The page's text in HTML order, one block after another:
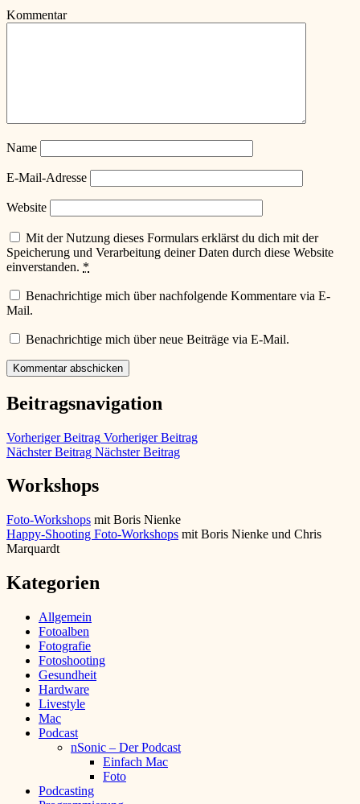
Kommentar
Name
E-Mail-Adresse
Website
Mit der Nutzung dieses Formulars erklärst du dich mit der
Speicherung und Verarbeitung deiner Daten durch diese Website
einverstanden. *
Benachrichtige mich über nachfolgende Kommentare via E-
Mail.
Benachrichtige mich über neue Beiträge via E-Mail.
Beitragsnavigation
Vorheriger Beitrag Vorheriger Beitrag
Nächster Beitrag Nächster Beitrag
Workshops
Foto-Workshops mit Boris Nienke
Happy-Shooting Foto-Workshops mit Boris Nienke und Chris
Marquardt
Kategorien
Allgemein
Fotoalben
Fotografie
Fotoshooting
Gesundheit
Hardware
Livestyle
Mac
Podcast
nSonic – Der Podcast
Einfach Mac
Foto
Podcasting